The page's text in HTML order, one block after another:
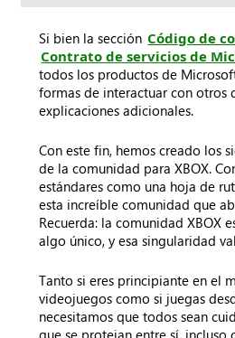
Si bien la sección Código de
Contrato de servicios de
todos los productos de
formas de interactuar con otros
explicaciones adicionales.
Con este fin, hemos creado los
de la comunidad para XBOX.
estándares como una hoja de
esta increíble comunidad que
Recuerda: la comunidad XBOX
algo único, y esa singularidad
Tanto si eres principiante en el
videojuegos como si juegas
necesitamos que todos sean
que se protejan entre sí, incluso